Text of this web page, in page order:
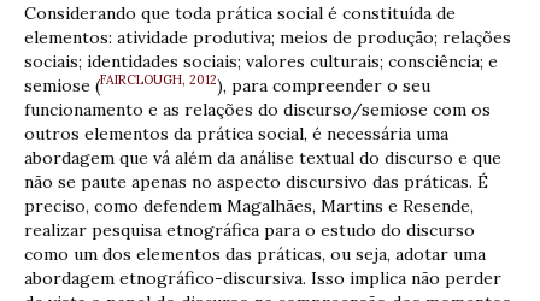
Considerando que toda prática social é constituída de
elementos: atividade produtiva; meios de produção; relações
sociais; identidades sociais; valores culturais; consciência; e
semiose (FAIRCLOUGH, 2012), para compreender o seu
funcionamento e as relações do discurso/semiose com os
outros elementos da prática social, é necessária uma
abordagem que vá além da análise textual do discurso e que
não se paute apenas no aspecto discursivo das práticas. É
preciso, como defendem Magalhães, Martins e Resende,
realizar pesquisa etnográfica para o estudo do discurso
como um dos elementos das práticas, ou seja, adotar uma
abordagem etnográfico-discursiva. Isso implica não perder